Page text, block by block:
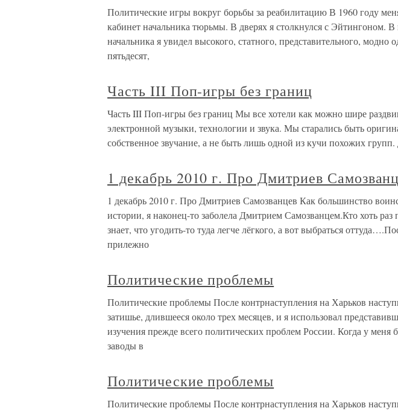
Политические игры вокруг борьбы за реабилитацию В 1960 году
кабинет начальника тюрьмы. В дверях я столкнулся с Эйтингоном. В
начальника я увидел высокого, статного, представительного, модно
пятьдесят,
Часть III Поп-игры без границ
Часть III Поп-игры без границ Мы все хотели как можно шире
электронной музыки, технологии и звука. Мы старались быть
собственное звучание, а не быть лишь одной из кучи похожих
1 декабрь 2010 г. Про Дмитриев
1 декабрь 2010 г. Про Дмитриев Самозванцев Как большинство
истории, я наконец-то заболела Дмитрием Самозванцем.Кто хоть раз
знает, что угодить-то туда легче лёгкого, а вот выбраться
прилежно
Политические проблемы
Политические проблемы После контрнаступления на Харьков
затишье, длившееся около трех месяцев, и я использовал
изучения прежде всего политических проблем России. Когда у меня
заводы в
Политические проблемы
Политические проблемы После контрнаступления на Харьков